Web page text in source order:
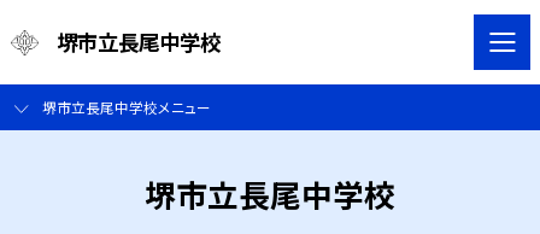
堺市立長尾中学校
堺市立長尾中学校メニュー
堺市立長尾中学校